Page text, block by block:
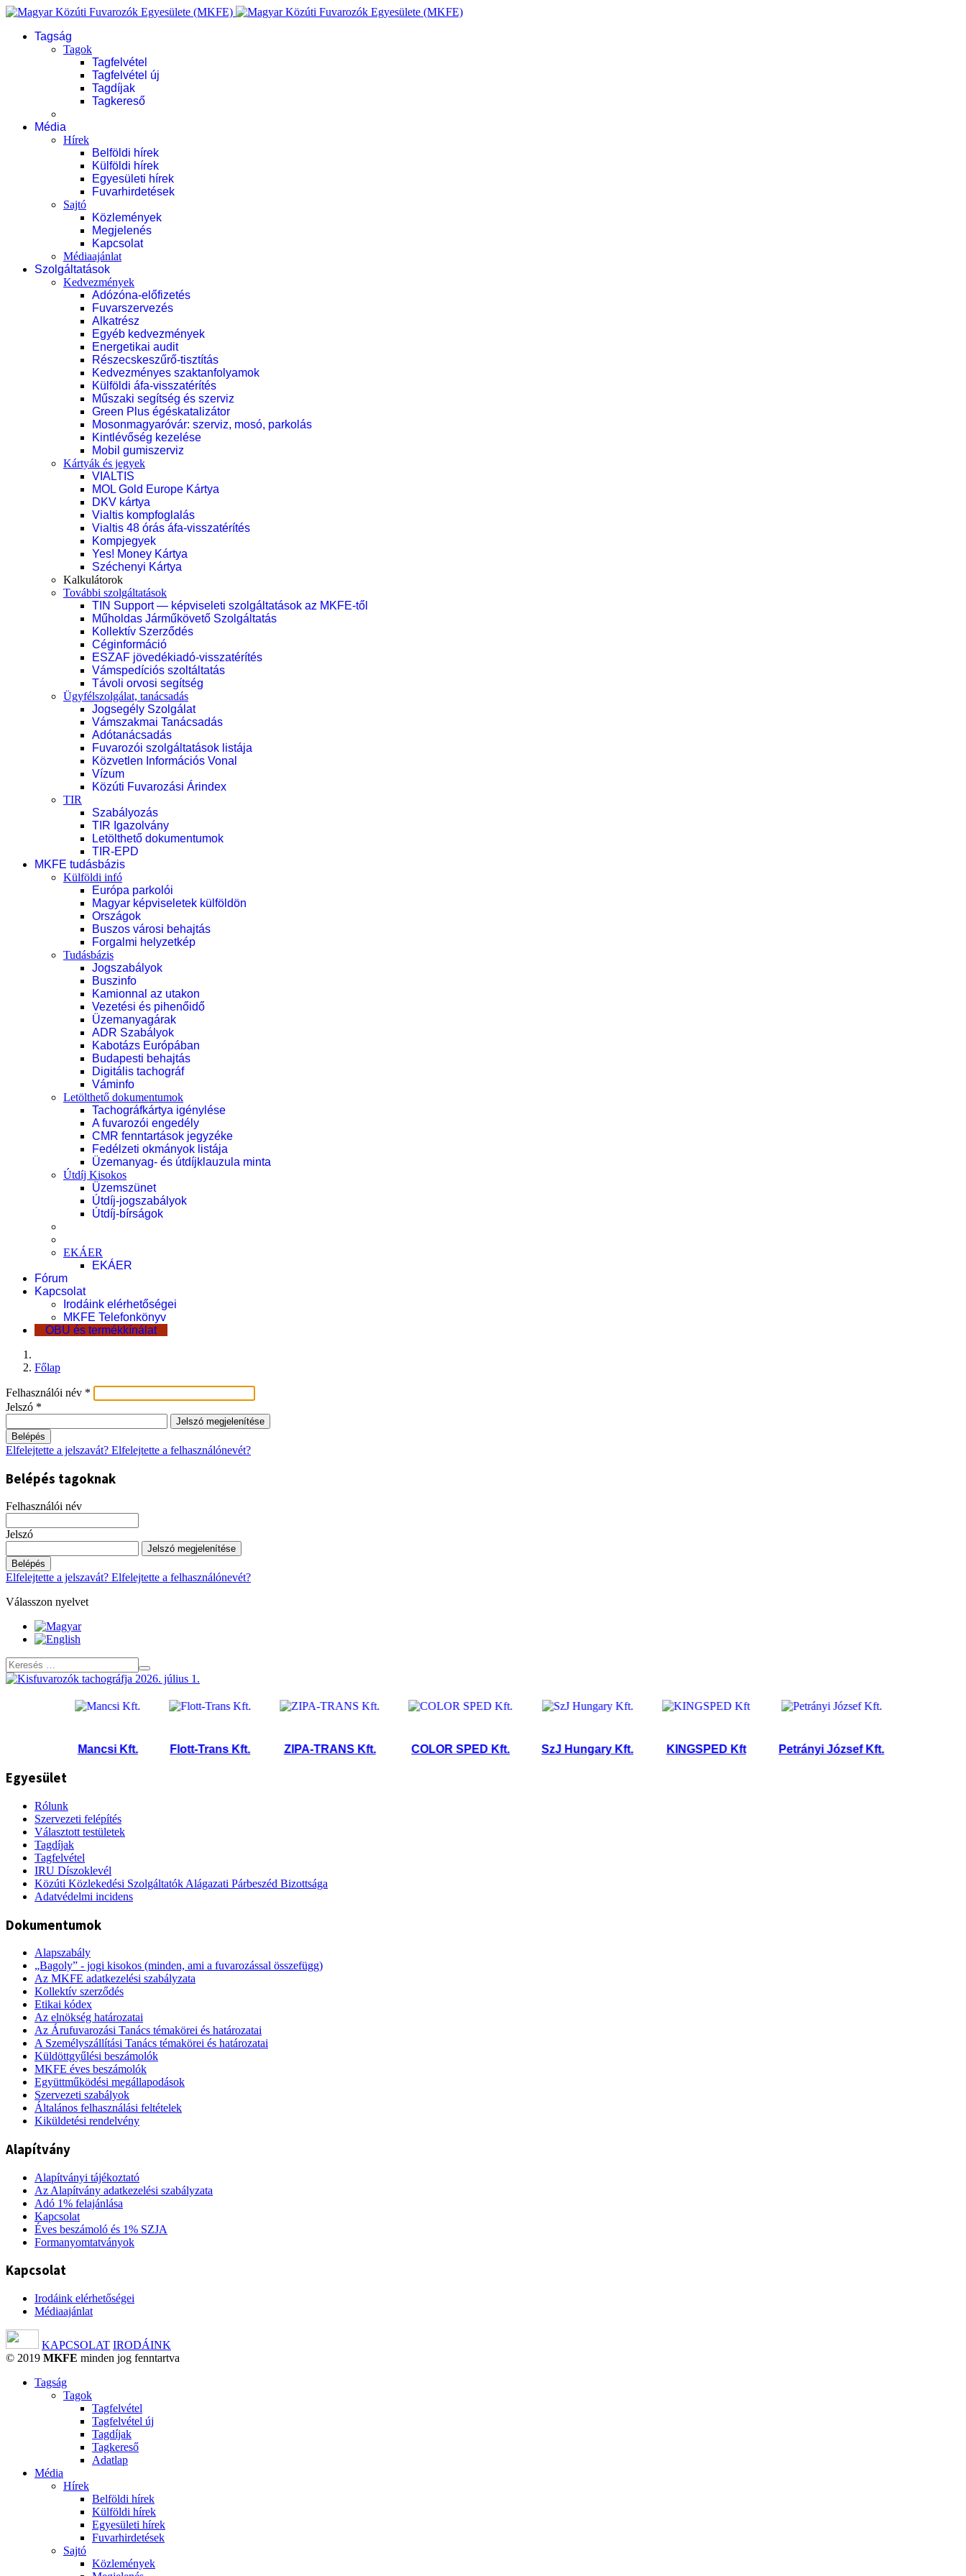
Tagság
Tagok
Tagfelvétel
Tagfelvétel új
Tagdíjak
Tagkereső
Média
Hírek
Belföldi hírek
Külföldi hírek
Egyesületi hírek
Fuvarhirdetések
Sajtó
Közlemények
Megjelenés
Kapcsolat
Médiaajánlat
Szolgáltatások
Kedvezmények
Adózóna-előfizetés
Fuvarszervezés
Alkatrész
Egyéb kedvezmények
Energetikai audit
Részecskeszűrő-tisztítás
Kedvezményes szaktanfolyamok
Külföldi áfa-visszatérítés
Műszaki segítség és szerviz
Green Plus égéskatalizátor
Mosonmagyaróvár: szerviz, mosó, parkolás
Kintlévőség kezelése
Mobil gumiszerviz
Kártyák és jegyek
VIALTIS
MOL Gold Europe Kártya
DKV kártya
Vialtis kompfoglalás
Vialtis 48 órás áfa-visszatérítés
Kompjegyek
Yes! Money Kártya
Széchenyi Kártya
Kalkulátorok
További szolgáltatások
TIN Support — képviseleti szolgáltatások az MKFE-től
Műholdas Járműkövető Szolgáltatás
Kollektív Szerződés
Céginformáció
ESZAF jövedékiadó-visszatérítés
Vámspedíciós szoltáltatás
Távoli orvosi segítség
Ügyfélszolgálat, tanácsadás
Jogsegély Szolgálat
Vámszakmai Tanácsadás
Adótanácsadás
Fuvarozói szolgáltatások listája
Közvetlen Információs Vonal
Vízum
Közúti Fuvarozási Árindex
TIR
Szabályozás
TIR Igazolvány
Letölthető dokumentumok
TIR-EPD
MKFE tudásbázis
Külföldi infó
Európa parkolói
Magyar képviseletek külföldön
Országok
Buszos városi behajtás
Forgalmi helyzetkép
Tudásbázis
Jogszabályok
Buszinfo
Kamionnal az utakon
Vezetési és pihenőidő
Üzemanyagárak
ADR Szabályok
Kabotázs Európában
Budapesti behajtás
Digitális tachográf
Váminfo
Letölthető dokumentumok
Tachográfkártya igénylése
A fuvarozói engedély
CMR fenntartások jegyzéke
Fedélzeti okmányok listája
Üzemanyag- és útdíjklauzula minta
Útdíj Kisokos
Üzemszünet
Útdíj-jogszabályok
Útdíj-bírságok
EKÁER
EKÁER
Fórum
Kapcsolat
Irodáink elérhetőségei
MKFE Telefonkönyv
OBU és termékkínálat
Főlap
Felhasználói név *
Jelszó *
Jelszó megjelenítése
Belépés
Elfelejtette a jelszavát? Elfelejtette a felhasználónevét?
Belépés tagoknak
Felhasználói név
Jelszó
Jelszó megjelenítése
Belépés
Elfelejtette a jelszavát? Elfelejtette a felhasználónevét?
Válasszon nyelvet
Mancsi Kft. Flott-Trans Kft. ZIPA-TRANS Kft. COLOR SPED Kft. SzJ Hungary Kft. KINGSPED Kft Petrányi József Kft.
Egyesület
Rólunk
Szervezeti felépítés
Választott testületek
Tagdíjak
Tagfelvétel
IRU Díszoklevél
Közúti Közlekedési Szolgáltatók Alágazati Párbeszéd Bizottsága
Adatvédelmi incidens
Dokumentumok
Alapszabály
„Bagoly” - jogi kisokos (minden, ami a fuvarozással összefügg)
Az MKFE adatkezelési szabályzata
Kollektív szerződés
Etikai kódex
Az elnökség határozatai
Az Árufuvarozási Tanács témakörei és határozatai
A Személyszállítási Tanács témakörei és határozatai
Küldöttgyűlési beszámolók
MKFE éves beszámolók
Együttműködési megállapodások
Szervezeti szabályok
Általános felhasználási feltételek
Kiküldetési rendelvény
Alapítvány
Alapítványi tájékoztató
Az Alapítvány adatkezelési szabályzata
Adó 1% felajánlása
Kapcsolat
Éves beszámoló és 1% SZJA
Formanyomtatványok
Kapcsolat
Irodáink elérhetőségei
Médiaajánlat
KAPCSOLAT IRODÁINK
© 2019 MKFE minden jog fenntartva
Tagság
Tagok
Tagfelvétel
Tagfelvétel új
Tagdíjak
Tagkereső
Adatlap
Média
Hírek
Belföldi hírek
Külföldi hírek
Egyesületi hírek
Fuvarhirdetések
Sajtó
Közlemények